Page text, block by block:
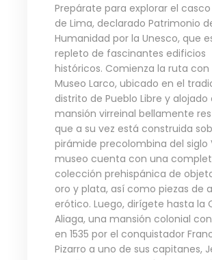
Prepárate para explorar el
de Lima, declarado Patrimonio
Humanidad por la Unesco, que
repleto de fascinantes edificios
históricos. Comienza la ruta con
Museo Larco, ubicado en el
distrito de Pueblo Libre y alojado
mansión virreinal bellamente
que a su vez está construida
pirámide precolombina del siglo
museo cuenta con una
colección prehispánica de
oro y plata, así como piezas de
erótico. Luego, dirígete hasta la
Aliaga, una mansión colonial
en 1535 por el conquistador
Pizarro a uno de sus capitanes,